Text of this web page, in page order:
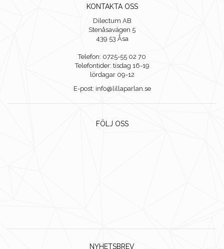
KONTAKTA OSS
Dilectum AB
Stenåsavägen 5
439 53 Åsa
Telefon: 0725-55 02 70
Telefontider: tisdag 16-19
lördagar 09-12
E-post: info@lillaparlan.se
FÖLJ OSS
NYHETSBREV